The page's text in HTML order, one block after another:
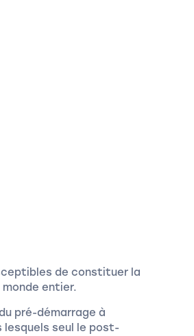
de constituer la
entier.
pré-démarrage à
lesquels seul le post-